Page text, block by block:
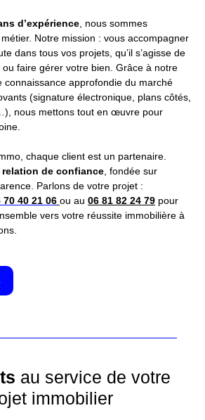
d’expérience , nous sommes
Notre mission : vous accompagner
dans tous vos projets, qu’il s’agisse de
faire gérer votre bien. Grâce à notre
connaissance approfondie du marché
(signature électronique, plans côtés,
nous mettons tout en œuvre pour
chaque client est un partenaire.
relation de confiance , fondée sur
Parlons de votre projet :
70 40 21 06 ou au 06 81 82 24 79 pour
vers votre réussite immobilière à
au service de votre
immobilier